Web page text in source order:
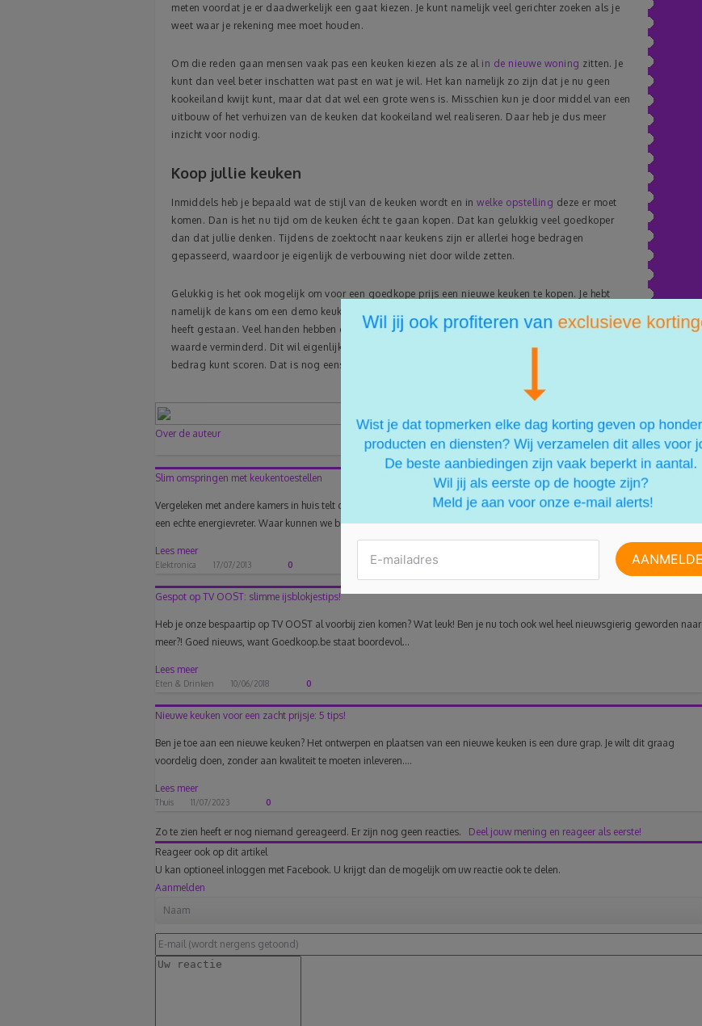
meten voordat je er daadwerkelijk een gaat kiezen. Je kunt namelijk veel gerichter zoeken als je
weet waar je rekening mee moet houden.
Om die reden gaan mensen vaak pas een keuken kiezen als ze al in de nieuwe woning zitten. Je
kunt dan veel beter inschatten wat past en wat je wil. Het kan namelijk zo zijn dat je nu geen
kookeiland kwijt kunt, maar dat dat wel een grote wens is. Misschien kun je door middel van een
uitbouw of het verhuizen van de keuken dat kookeiland wel realiseren. Daar heb je dus meer
inzicht voor nodig.
Koop jullie keuken
Inmiddels heb je bepaald wat de stijl van de keuken wordt en in welke opstelling deze er moet
komen. Dan is het nu tijd om de keuken écht te gaan kopen. Dat kan gelukkig veel goedkoper
dan dat jullie denken. Tijdens de zoektocht naar keukens zijn er allerlei hoge bedragen
gepasseerd, waardoor je eigenlijk de verbouwing niet door wilde zetten.
Gelukkig is het ook mogelijk om voor een goedkope prijs een nieuwe keuken te kopen. Je hebt
namelijk de kans om een demo keuken te kopen. Dit is een keuken die als model in de showroom
heeft gestaan. Veel handen hebben de keuken dus al aangeraakt en daardoor is de keuken in
waarde verminderd. Dit wil eigenlijk gewoon zeggen dat je een nieuwe keuken voor een laag
bedrag kunt scoren. Dat is nog eens een fijne deal!
Over de auteur
Slim omspringen met keukentoestellen
Vergeleken met andere kamers in huis telt de keuken het hoogste aantal elektrische toestellen. Het maakt van deze plek meteen
een echte energievreter. Waar kunnen we besparen?
Lees meer
Elektronica 17/07/2013 0
Gespot op TV OOST: slimme ijsblokjestips!
Heb je onze bespaartip op TV OOST al voorbij zien komen? Wat leuk! Ben je nu toch ook wel heel nieuwsgierig geworden naar
meer?! Goed nieuws, want Goedkoop.be staat boordevol...
Lees meer
Eten & Drinken 10/06/2018 0
Nieuwe keuken voor een zacht prijsje: 5 tips!
Ben je toe aan een nieuwe keuken? Het ontwerpen en plaatsen van een nieuwe keuken is een dure grap. Je wilt dit graag
voordelig doen, zonder aan kwaliteit te moeten inleveren....
Lees meer
Thuis 11/07/2023 0
Zo te zien heeft er nog niemand gereageerd. Er zijn nog geen reacties. Deel jouw mening en reageer als eerste!
Reageer ook op dit artikel
U kan optioneel inloggen met Facebook. U krijgt dan de mogelijk om uw reactie ook te delen.
Aanmelden